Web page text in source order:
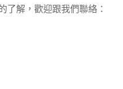
了解，歡迎跟我們聯絡：